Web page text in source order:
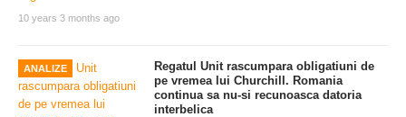
10 years 3 months ago
ANALIZE
Regatul Unit rascumpara obligatiuni de
pe vremea lui Churchill. Romania
continua sa nu-si recunoasca datoria
interbelica